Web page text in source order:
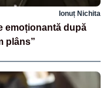
Ionuț Nichita
emoționantă după
plâns”